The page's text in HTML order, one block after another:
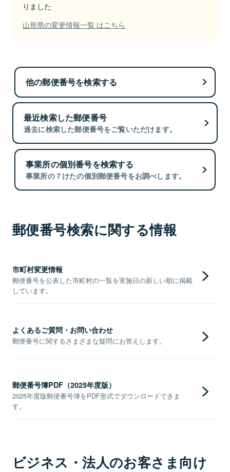
りました
山形県の変更情報一覧 はこちら
他の郵便番号を検索する
最近検索した郵便番号
過去に検索した郵便番号をご覧いただけます。
事業所の個別番号を検索する
事業所の７けたの個別郵便番号をお調べします。
郵便番号検索に関する情報
市町村変更情報
郵便番号を公表した市町村の一覧を実施日の新しい順に掲載
しています。
よくあるご質問・お問い合わせ
郵便番号に関するさまざまな疑問にお答えします。
郵便番号簿PDF（2025年度版）
2025年度版郵便番号簿をPDF形式でダウンロードできま
す。
ビジネス・法人のお客さま向け